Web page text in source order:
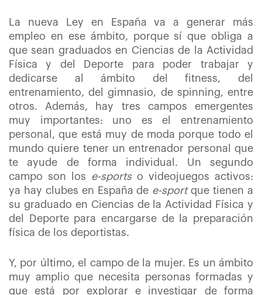
La nueva Ley en España va a generar más
empleo en ese ámbito, porque sí que obliga a
que sean graduados en Ciencias de la Actividad
Física y del Deporte para poder trabajar y
dedicarse al ámbito del fitness, del
entrenamiento, del gimnasio, de spinning, entre
otros. Además, hay tres campos emergentes
muy importantes: uno es el entrenamiento
personal, que está muy de moda porque todo el
mundo quiere tener un entrenador personal que
te ayude de forma individual. Un segundo
campo son los
e-sportso videojuegos activos:
ya hay clubes en España de e-sportque tienen a
su graduado en Ciencias de la Actividad Física y
del Deporte para encargarse de la preparación
física de los deportistas.
Y, por último, el campo de la mujer. Es un ámbito
muy amplio que necesita personas formadas y
que está por explorar e investigar de forma